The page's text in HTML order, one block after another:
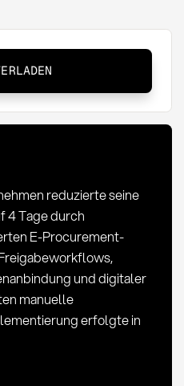
reduzierte seine
4 Tage durch
E-Procurement-
und digitaler
manuelle
erfolgte in